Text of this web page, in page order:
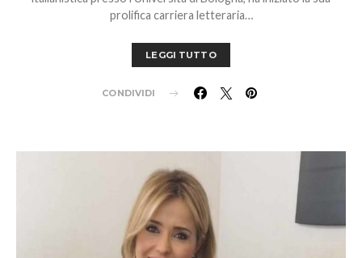
prolifica carriera letteraria…
LEGGI TUTTO
CONDIVIDI